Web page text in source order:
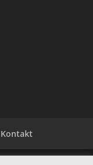
Kontakt